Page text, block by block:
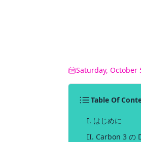
Saturday, October
Table Of
I. はじめに
II. Carbon 3 の